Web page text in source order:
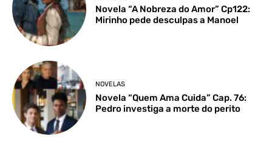
Novela “A Nobreza do Amor” Cp122:
Mirinho pede desculpas a Manoel
NOVELAS
Novela “Quem Ama Cuida” Cap. 76:
Pedro investiga a morte do perito